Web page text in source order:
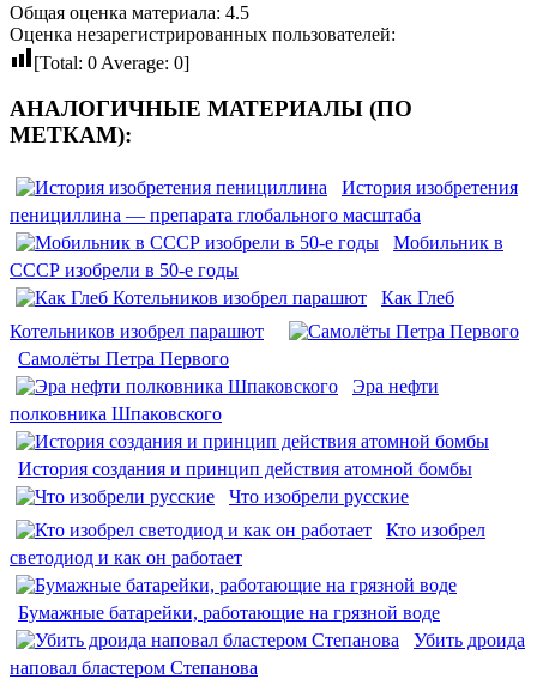
Общая оценка материала: 4.5
Оценка незарегистрированных пользователей:
[Total: 0 Average: 0]
АНАЛОГИЧНЫЕ МАТЕРИАЛЫ (ПО
МЕТКАМ):
История изобретения
пенициллина — препарата глобального масштаба
Мобильник в
СССР изобрели в 50-е годы
Как Глеб
Котельников изобрел парашют
Самолёты Петра Первого
Эра нефти
полковника Шпаковского
История создания и принцип действия атомной бомбы
Что изобрели русские
Кто изобрел
светодиод и как он работает
Бумажные батарейки, работающие на грязной воде
Убить дроида
наповал бластером Степанова